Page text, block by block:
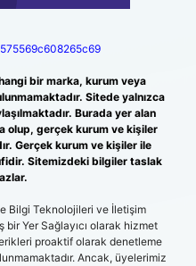
bir marka, kurum veya
Sitede yalnızca
Burada yer alan
olup, gerçek kurum ve kişiler
Gerçek kurum ve kişiler ile
Sitemizdeki bilgiler taslak
Bilgi Teknolojileri ve İletişim
bir Yer Sağlayıcı olarak hizmet
proaktif olarak denetleme
Ancak, üyelerimiz